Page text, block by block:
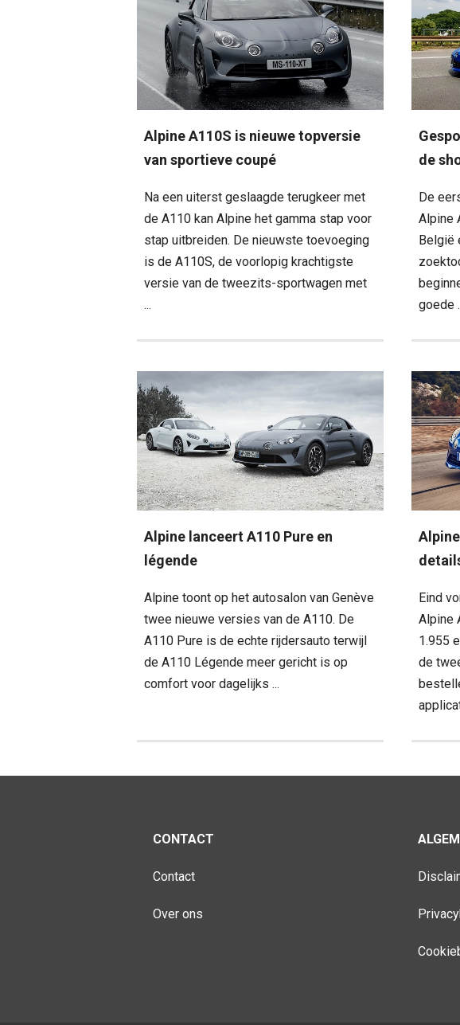
Alpine A110S is nieuwe topversie
van sportieve coupé
Na een uiterst geslaagde terugkeer met
de A110 kan Alpine het gamma stap voor
stap uitbreiden. De nieuwste toevoeging
is de A110S, de voorlopig krachtigste
versie van de tweezits-sportwagen met
...
de
De
Alpine
België
goede
Alpine lanceert A110 Pure en
légende
Alpine toont op het autosalon van Genève
twee nieuwe versies van de A110. De
A110 Pure is de echte rijdersauto terwijl
de A110 Légende meer gericht is op
comfort voor dagelijks ...
Eind
Alpine
1.955
de
CONTACT
Contact
Over ons